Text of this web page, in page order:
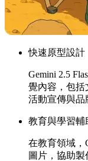
快速原型設計
Gemini 2.5
覺內容，包括
活動宣傳與品
教育與學習輔
在教育領域，
圖片，協助